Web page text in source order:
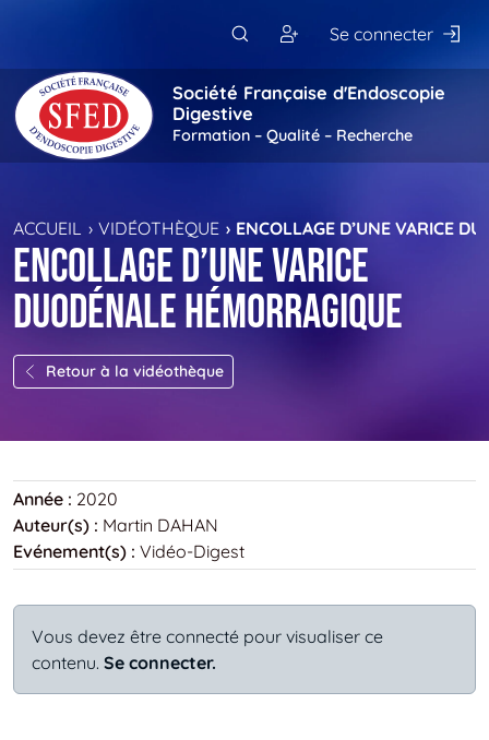
Se connecter
Société Française d'Endoscopie
Digestive
Formation – Qualité – Recherche
ACCUEIL VIDÉOTHÈQUE ENCOLLAGE D’UNE VARICE
Encollage d’une varice
duodénale hémorragique
Retour à la vidéothèque
Année : 2020
Auteur(s) : Martin DAHAN
Evénement(s) : Vidéo-Digest
Vous devez être connecté pour visualiser ce
contenu. Se connecter.